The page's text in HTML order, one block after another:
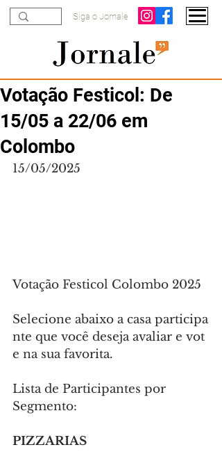
Siga o Jornale
Votação Festicol: De
15/05 a 22/06 em
Colombo
15/05/2025
Votação Festicol Colombo 2025
Selecione abaixo a casa participa
nte que você deseja avaliar e vot
e na sua favorita.
Lista de Participantes por
Segmento:
PIZZARIAS